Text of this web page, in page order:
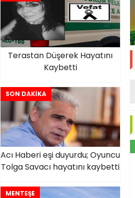
Terastan Düşerek Hayatını
Kaybetti
SON DAKİKA
Acı Haberi eşi duyurdu; Oyuncu
Tolga Savacı hayatını kaybetti
MENTEŞE